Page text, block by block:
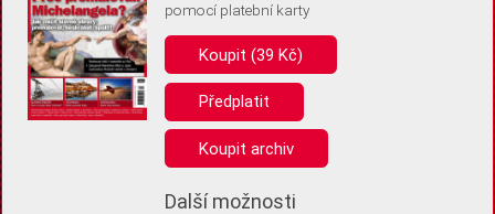
Pro základní fungování webu nepotřebujeme ukládat žádné informace
(tzv. cookies apod.). Rádi bychom vás ale požádali o souhlas s
uložením volitelných informací:
Anonymní unikátní ID
Díky němu příště poznáme, že se jedná o stejné zařízení, a
Identifikátor je zcela anonymní.
pomocí platební karty
Koupit (39 Kč)
Předplatit
Koupit archiv
Další možnosti